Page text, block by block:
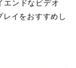
ンドなビデオ
イをおすすめし